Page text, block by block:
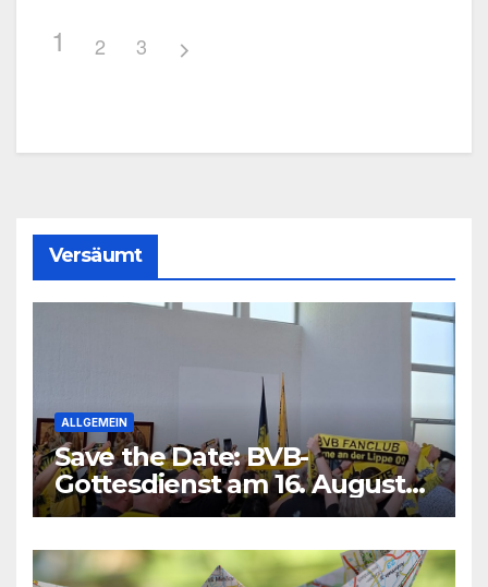
1 2 3
Versäumt
ALLGEMEIN
Save the Date: BVB-
Gottesdienst am 16. August
2026